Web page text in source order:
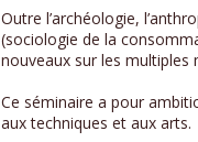
Outre l’archéologie,
(sociologie de la
nouveaux sur les
Ce séminaire a pour
aux techniques et aux arts.